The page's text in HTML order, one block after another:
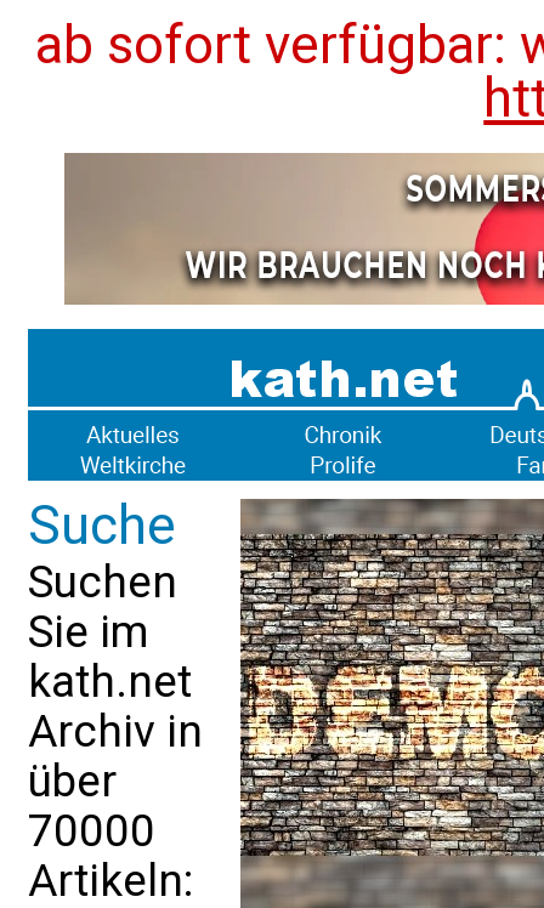
ab sofort verfügbar:
Suche
Suchen
Sie im
kath.net
Archiv in
über
70000
Artikeln: